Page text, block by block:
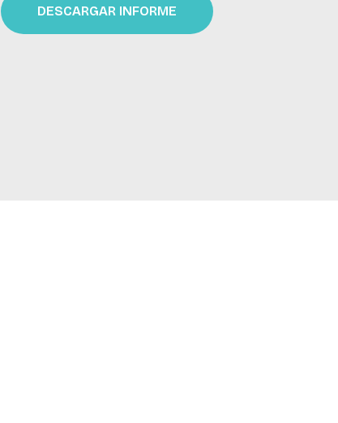
DESCARGAR INFORME